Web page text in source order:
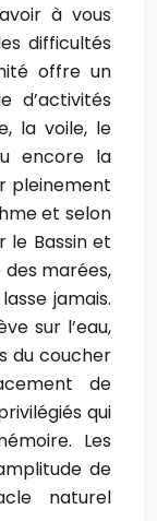
à vous
difficultés
offre un
d’activités
la voile, le
encore la
pleinement
et selon
le Bassin et
marées,
jamais.
sur l’eau,
du coucher
de
qui
Les
de
naturel